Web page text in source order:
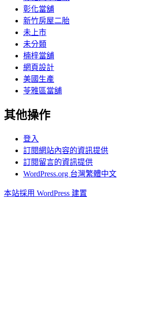
彰化當舖
新竹房屋二胎
未上市
未分類
楠梓當舖
網頁設計
美國生產
苓雅區當舖
其他操作
登入
訂閱網站內容的資訊提供
訂閱留言的資訊提供
WordPress.org 台灣繁體中文
本站採用 WordPress 建置